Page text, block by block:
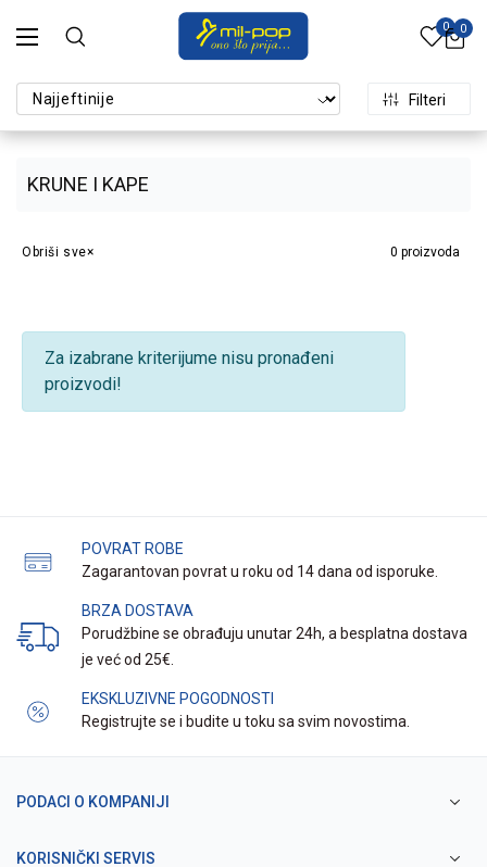
0 0
KRUNE I KAPE
Filteri
0 proizvoda
Obriši sve
Za izabrane kriterijume nisu pronađeni
proizvodi!
POVRAT ROBE
Zagarantovan povrat u roku od 14 dana od isporuke.
BRZA DOSTAVA
Porudžbine se obrađuju unutar 24h, a besplatna dostava
je već od 25€.
EKSKLUZIVNE POGODNOSTI
Registrujte se i budite u toku sa svim novostima.
PODACI O KOMPANIJI
KORISNIČKI SERVIS